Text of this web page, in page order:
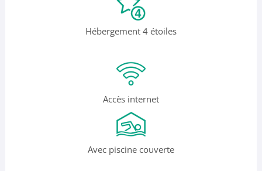
Hébergement 4 étoiles
Accès internet
Avec piscine couverte